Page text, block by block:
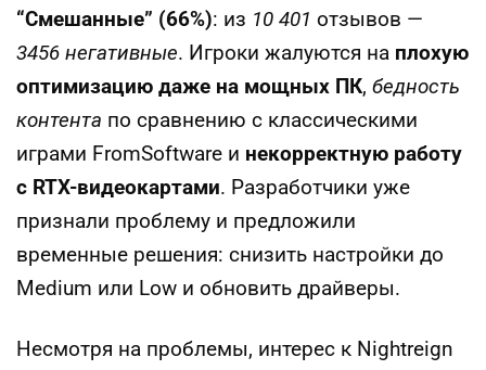
“Смешанные” (66%): из 10 401 отзывов —
3456 негативные. Игроки жалуются на плохую
оптимизацию даже на мощных ПК, бедность
контента по сравнению с классическими
играми FromSoftware и некорректную работу
с RTX-видеокартами. Разработчики уже
признали проблему и предложили
временные решения: снизить настройки до
Medium или Low и обновить драйверы.
Несмотря на проблемы, интерес к Nightreign